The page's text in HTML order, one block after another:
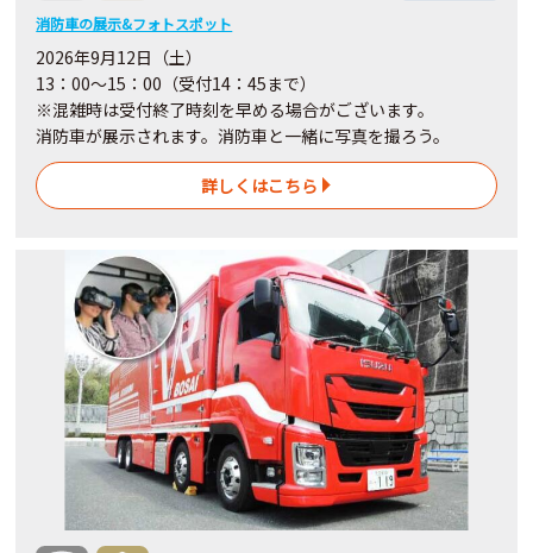
消防車の展示&フォトスポット
2026年9月12日（土）
13：00～15：00（受付14：45まで）
※混雑時は受付終了時刻を早める場合がございます。
消防車が展示されます。消防車と一緒に写真を撮ろう。
詳しくはこちら